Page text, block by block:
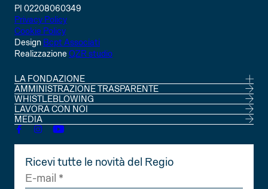
PI 02208060349
Privacy Policy
Cookie Policy
Design Bcpt Associati
Realizzazione QZR studio
LA FONDAZIONE
CONSIGLIO DI AMMINISTRAZIONE
SOCI
STATUTO
AMMINISTRAZIONE TRASPARENTE
WHISTLEBLOWING
LAVORA CON NOI
MEDIA
Ricevi tutte le novità del Regio